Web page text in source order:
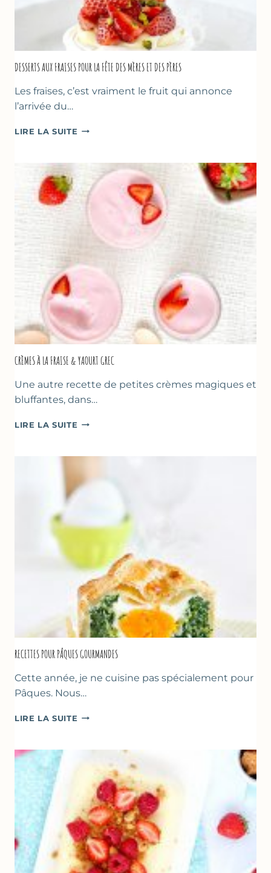
DESSERTS AUX FRAISES POUR LA FÊTE DES MÈRES ET DES PÈRES
Les fraises, c’est vraiment le fruit qui annonce
l’arrivée du…
LIRE LA SUITE DESSERTS
POUR
FÊTE
DES
CRÈMES À LA FRAISE & YAOURT GREC
Une autre recette de petites crèmes magiques et
bluffantes, dans…
LIRE LA SUITE CRÈMES
FRAISE
YAOURT
GREC
RECETTES POUR PÂQUES GOURMANDES
Cette année, je ne cuisine pas spécialement pour
Pâques. Nous…
LIRE LA SUITE RECETTES
GOURMANDES